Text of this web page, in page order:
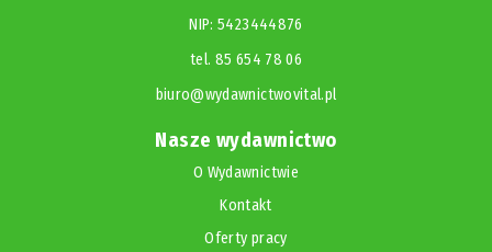
NIP: 5423444876
tel. 85 654 78 06
biuro@wydawnictwovital.pl
Nasze wydawnictwo
O Wydawnictwie
Kontakt
Oferty pracy